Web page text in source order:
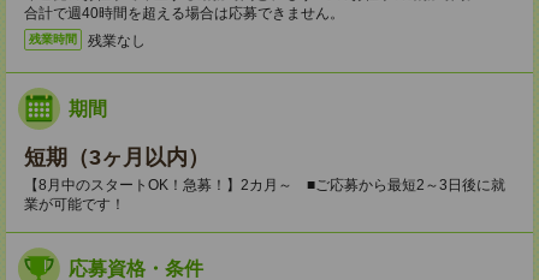
合計で週40時間を超える場合は応募できません。
残業時間 残業なし
期間
短期（3ヶ月以内）
【8月中のスタートOK！急募！】2カ月～ ■ご応募から最短2～3日後に就
業が可能です！
応募資格・条件